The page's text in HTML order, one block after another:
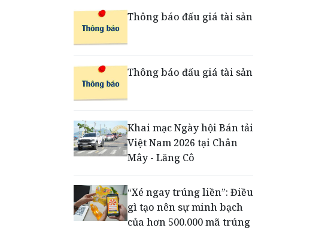
Mastercard tiên phong
vật lý
những 'trái tim lỗi'
Thông báo đấu giá tài sản
Thông báo đấu giá tài sản
Khai mạc Ngày hội Bán tải
Việt Nam 2026 tại Chân
Mây - Lăng Cô
“Xé ngay trúng liền”: Điều
gì tạo nên sự minh bạch
của hơn 500.000 mã trúng